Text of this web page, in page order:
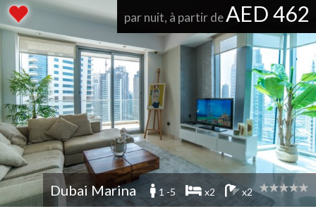
par nuit, à partir deAED 462
Dubai Marina 1 -5 x2 x2